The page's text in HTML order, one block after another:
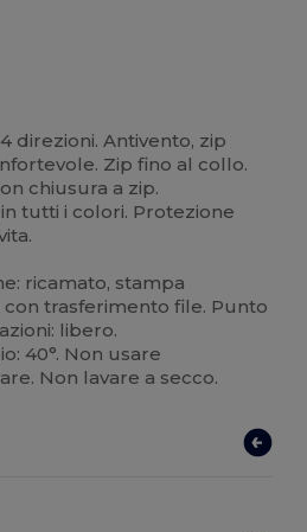
direzioni. Antivento, zip
Zip fino al collo.
chiusura a zip.
tutti i colori. Protezione
ricamato, stampa
trasferimento file. Punto
libero.
40°. Non usare
Non lavare a secco.